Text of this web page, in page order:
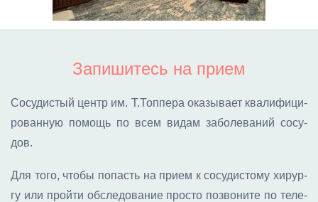
Запишитесь на прием
Со­су­ди­стый центр им. Т.Топ­пе­ра ока­зы­ва­ет ква­ли­фи­ци­
ро­ван­ную по­мощь по всем ви­дам за­бо­ле­ва­ний со­су­
дов.
Для то­го, что­бы по­пасть на при­ем к со­су­ди­сто­му хи­рур­
гу или прой­ти об­сле­до­ва­ние про­сто по­зво­ни­те по те­ле­